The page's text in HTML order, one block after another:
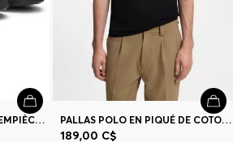
BOTTINES EN CUIR AVEC EMPIÈCEMENTS TEXTURÉS PALLAS POLO EN PIQUÉ DE COTON AVEC LOGO BRODÉ
189,00 C$